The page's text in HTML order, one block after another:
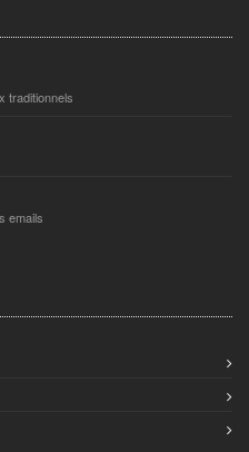
traditionnels
emails